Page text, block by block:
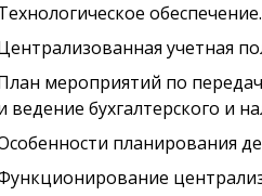
обеспечение.
учетная
мероприятий по
ведение бухгалтерского и
планирования